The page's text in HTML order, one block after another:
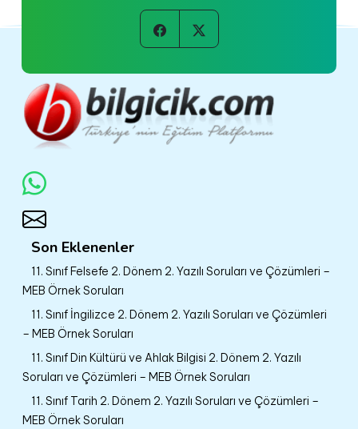
Son Eklenenler
11. Sınıf Felsefe 2. Dönem 2. Yazılı Soruları ve Çözümleri –
MEB Örnek Soruları
11. Sınıf İngilizce 2. Dönem 2. Yazılı Soruları ve Çözümleri
– MEB Örnek Soruları
11. Sınıf Din Kültürü ve Ahlak Bilgisi 2. Dönem 2. Yazılı
Soruları ve Çözümleri – MEB Örnek Soruları
11. Sınıf Tarih 2. Dönem 2. Yazılı Soruları ve Çözümleri –
MEB Örnek Soruları